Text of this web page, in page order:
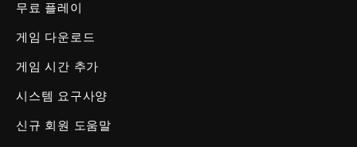
무료 플레이
게임 다운로드
게임 시간 추가
시스템 요구사양
신규 회원 도움말